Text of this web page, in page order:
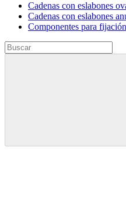
Cadenas con eslabones
Cadenas con eslabones
Componentes para